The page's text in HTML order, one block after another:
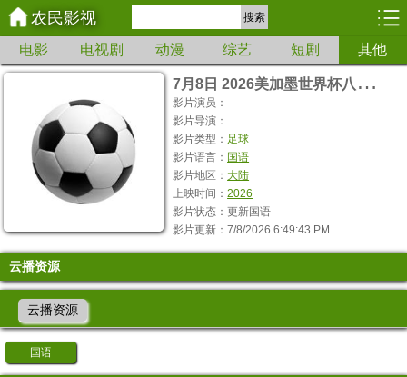
农民影视 搜索
电影 电视剧 动漫 综艺 短剧 其他
7
月8日 2026美加墨世界杯八分之一决赛 瑞士VS哥伦比亚
影片演员：
影片导演：
影片类型： 足球
影片语言： 国语
影片地区：大陆
上映时间：2026
影片状态：更新国语
影片更新：7/8/2026 6:49:43 PM
云播资源
云播资源
国语